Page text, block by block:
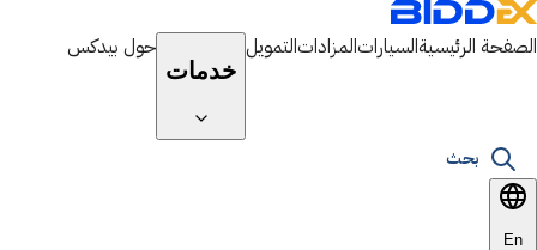
الصفحة الرئيسيةالسياراتالمزاداتالتمويل
خدمات
حول بيدكس
بحث
En